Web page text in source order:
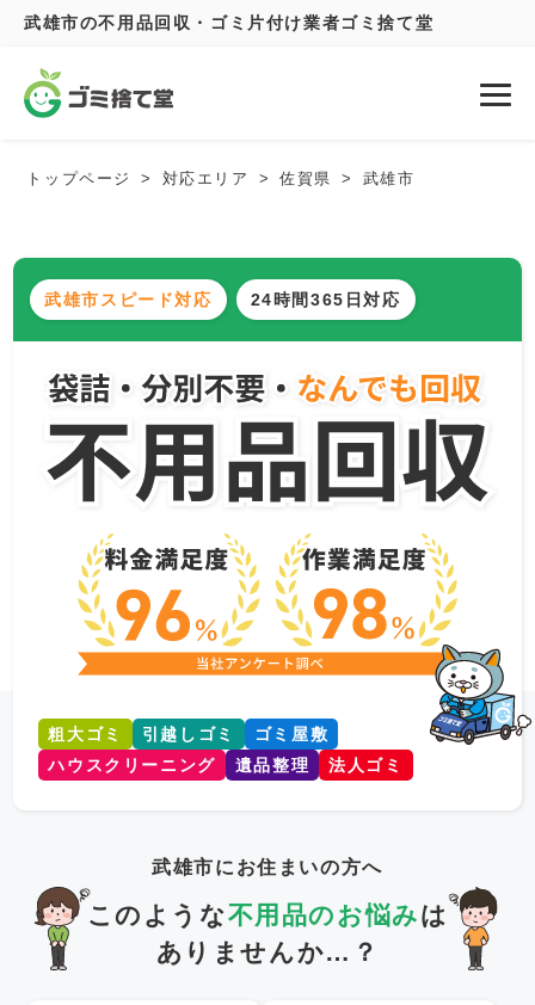
武雄市の不用品回収・ゴミ片付け業者ゴミ捨て堂
トップページ 対応エリア 佐賀県 武雄市
武雄市スピード対応 24時間365日対応
粗大ゴミ 引越しゴミ
ゴミ屋敷
ハウスクリーニング
遺品整理 法人ゴミ
武雄市にお住まいの方へ
このような不用品のお悩みは
ありませんか…？